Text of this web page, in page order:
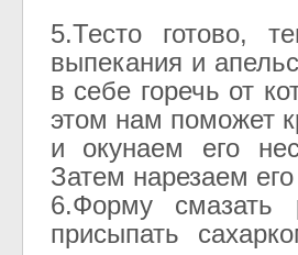
5.Тесто готово,
выпекания и
в себе горечь от
этом нам поможет
и окунаем его
Затем нарезаем
6.Форму смазать
присыпать